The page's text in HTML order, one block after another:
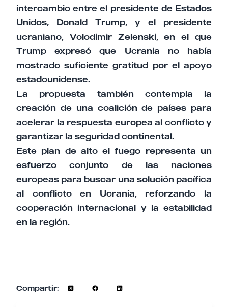
intercambio entre el presidente de Estados
Unidos, Donald Trump, y el presidente
ucraniano, Volodimir Zelenski, en el que
Trump expresó que Ucrania no había
mostrado suficiente gratitud por el apoyo
estadounidense.
La propuesta también contempla la
creación de una coalición de países para
acelerar la respuesta europea al conflicto y
garantizar la seguridad continental.
Este plan de alto el fuego representa un
esfuerzo conjunto de las naciones
europeas para buscar una solución pacífica
al conflicto en Ucrania, reforzando la
cooperación internacional y la estabilidad
en la región.
Compartir: